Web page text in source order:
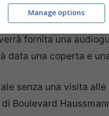
, che per un’ora e
Vendome, davanti
fornita una
data una coperta e
senza una visita
Boulevard
Manage options